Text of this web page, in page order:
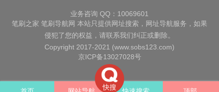
快搜
业务咨询 QQ：10069601
笔刷之家 笔刷导航网 本站只提供网址搜索，网址导航服务，如果
侵犯了您的权益，请联系我们纠正或删除。
Copyright 2017-2021 (www.sobs123.com)
京ICP备13027028号